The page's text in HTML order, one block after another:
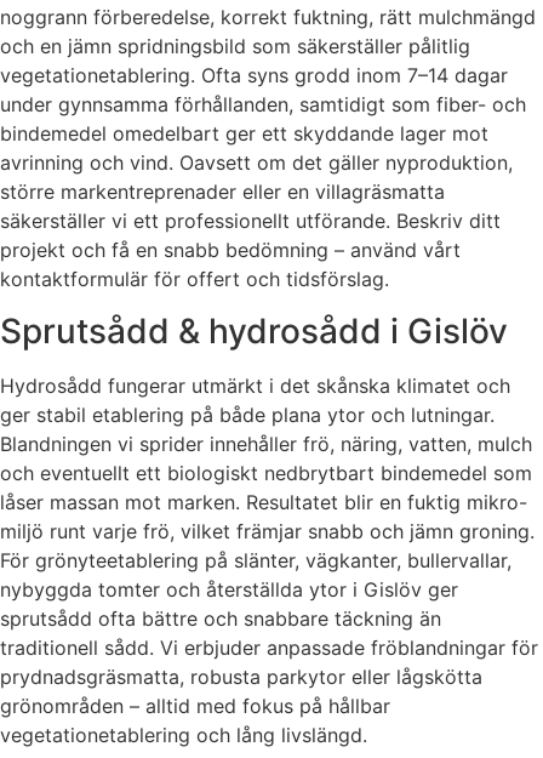
noggrann förberedelse, korrekt fuktning, rätt mulchmängd
och en jämn spridningsbild som säkerställer pålitlig
vegetationetablering. Ofta syns grodd inom 7–14 dagar
under gynnsamma förhållanden, samtidigt som fiber- och
bindemedel omedelbart ger ett skyddande lager mot
avrinning och vind. Oavsett om det gäller nyproduktion,
större markentreprenader eller en villagräsmatta
säkerställer vi ett professionellt utförande. Beskriv ditt
projekt och få en snabb bedömning – använd vårt
kontaktformulär för offert och tidsförslag.
Sprutsådd & hydrosådd i Gislöv
Hydrosådd fungerar utmärkt i det skånska klimatet och
ger stabil etablering på både plana ytor och lutningar.
Blandningen vi sprider innehåller frö, näring, vatten, mulch
och eventuellt ett biologiskt nedbrytbart bindemedel som
låser massan mot marken. Resultatet blir en fuktig mikro-
miljö runt varje frö, vilket främjar snabb och jämn groning.
För grönyteetablering på slänter, vägkanter, bullervallar,
nybyggda tomter och återställda ytor i Gislöv ger
sprutsådd ofta bättre och snabbare täckning än
traditionell sådd. Vi erbjuder anpassade fröblandningar för
prydnadsgräsmatta, robusta parkytor eller lågskötta
grönområden – alltid med fokus på hållbar
vegetationetablering och lång livslängd.